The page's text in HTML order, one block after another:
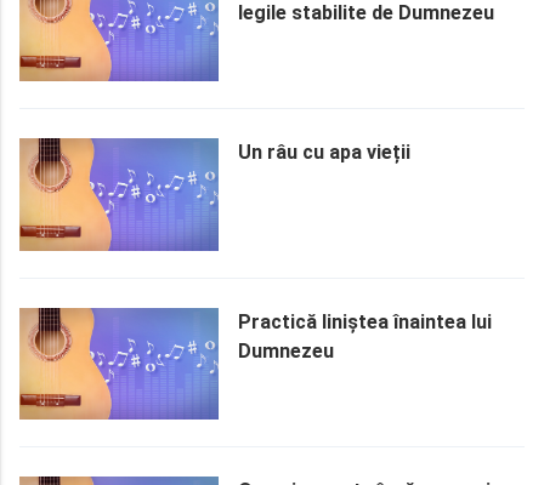
legile stabilite de Dumnezeu
Un râu cu apa vieții
Practică liniștea înaintea lui
Dumnezeu